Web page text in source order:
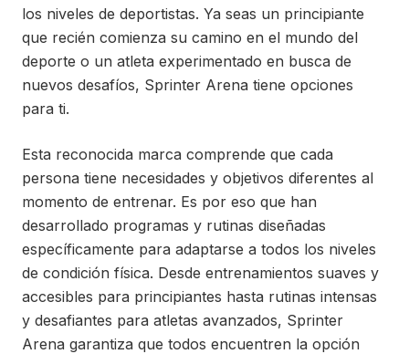
los niveles de deportistas. Ya seas un principiante
que recién comienza su camino en el mundo del
deporte o un atleta experimentado en busca de
nuevos desafíos, Sprinter Arena tiene opciones
para ti.
Esta reconocida marca comprende que cada
persona tiene necesidades y objetivos diferentes al
momento de entrenar. Es por eso que han
desarrollado programas y rutinas diseñadas
específicamente para adaptarse a todos los niveles
de condición física. Desde entrenamientos suaves y
accesibles para principiantes hasta rutinas intensas
y desafiantes para atletas avanzados, Sprinter
Arena garantiza que todos encuentren la opción